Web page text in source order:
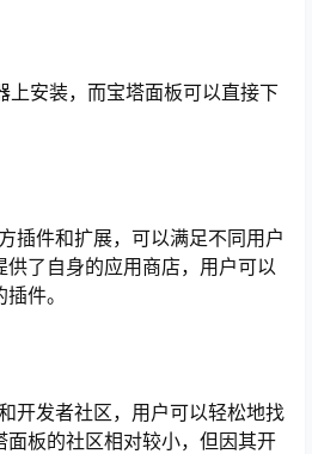
上安装，而宝塔面板可以直接下
插件和扩展，可以满足不同用户
了自身的应用商店，用户可以
件。
开发者社区，用户可以轻松地找
面板的社区相对较小，但因其开